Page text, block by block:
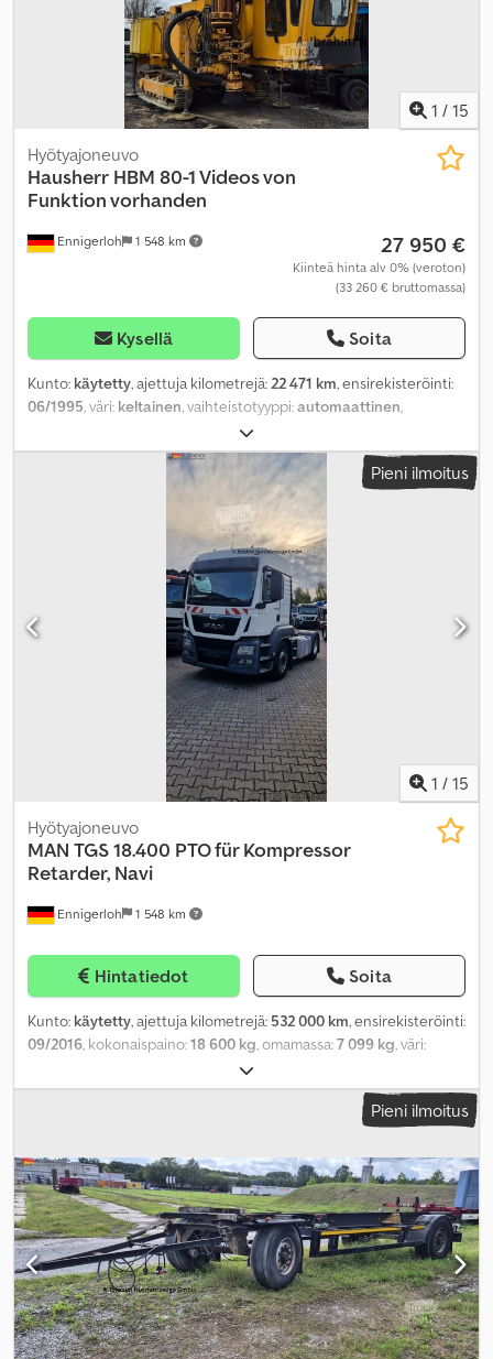
1 / 15
Ennigerloh 1 548 km
Hyötyajoneuvo
Hausherr HBM 80-1 Videos von
Funktion vorhanden
27 950 €
Kiinteä hinta alv 0% (veroton)
(33 260 € bruttomassa)
Kysellä Soita
Kunto: käytetty, ajettuja kilometrejä:22 471 km, ensirekisteröinti:
06/1995, väri: keltainen, vaihteistotyyppi:automaattinen,
, polttoainetyyppi:
mikään, käyttötunnit:22 463 h, jousitus:muu, ohjaamo:muu,
hydrauliikka, Pieni ilmoitus
1 / 15
Ennigerloh 1 548 km
Hyötyajoneuvo
MAN TGS 18.400 PTO für Kompressor
Retarder, Navi
Hintatiedot Soita
Kunto: käytetty, ajettuja kilometrejä: 532 000 km, ensirekisteröinti:
09/2016, kokonaispaino:18 600 kg, omamassa:7 099 kg, väri:
4x2, jarrut:
vaihteistotyyppi:automaattinen, polttoaine:diesel,
, teho:294 kW
(TÜV):09/2022, jousitus:teräs-ilma, renkaan koko:385/65R22,5
160K, eturenkaan koko:385/65R22,5 160K, takarenkaan koko:
315/80 R 22.5, istuimien määrä:2, ohjaamo:makuuhytti, akseliväli:
3 600 mm, suurin nopeus:90 km/h, vuoteiden määrä:1, Varusteet:
ABS, ajoneuvotietokone, alhainen melutaso, ilmastointi,
immobilisointijärjestelmä, keskuslukitus, kuorma-auton
rekisteröinti, luistonesto, pysäköintilämmitin, tasauspyörästön
lukko, vakionopeudensäädin,
Pieni ilmoitus